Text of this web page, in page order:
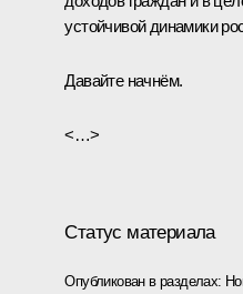
устойчивой динамики
Давайте начнём.
<…>
Статус материала
Опубликован в разделах: